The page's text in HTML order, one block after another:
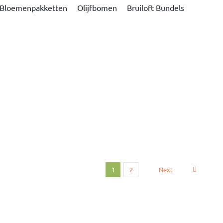
Olijfbomen Bruiloft Bundels
1 2 Next